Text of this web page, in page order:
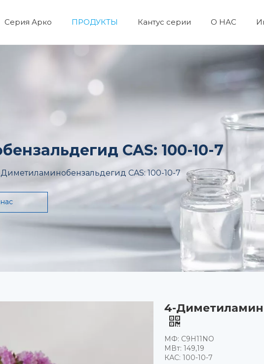
Серия Арко ПРОДУКТЫ Кантус серии О НАС
CAS: 100-10-7
CAS: 100-10-7
4-
МФ: C9H11NO
МВт: 149,19
КАС: 100-10-7